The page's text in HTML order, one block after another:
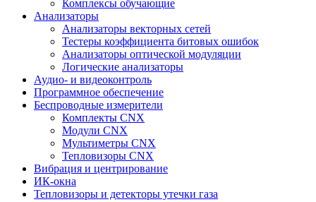
Комплексы обучающие
Анализаторы
Анализаторы векторных сетей
Тестеры коэффициента битовых ошибок
Анализаторы оптической модуляции
Логические анализаторы
Аудио- и видеоконтроль
Программное обеспечение
Беспроводные измерители
Комплекты CNX
Модули CNX
Мультиметры CNX
Тепловизоры CNX
Вибрация и центрирование
ИК-окна
Тепловизоры и детекторы утечки газа